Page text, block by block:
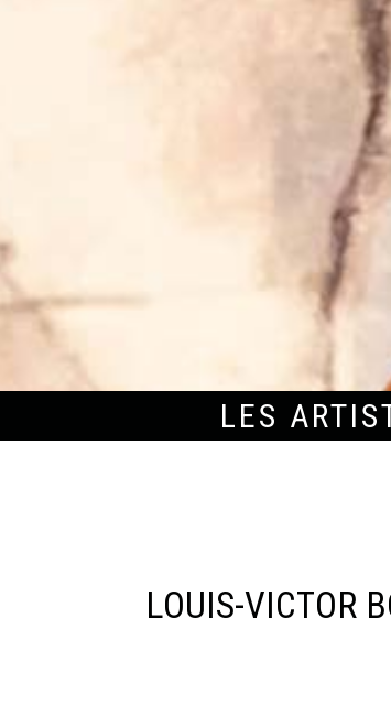
LES
LOUIS-VICTOR